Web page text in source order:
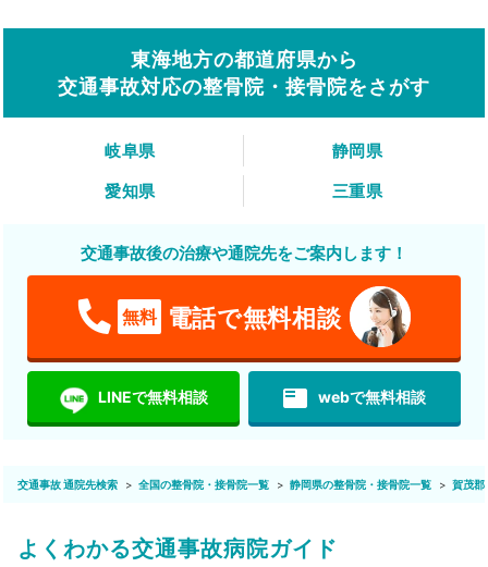
東海地方の都道府県から
交通事故対応の整骨院・接骨院をさがす
岐阜県
静岡県
愛知県
三重県
交通事故後の治療や通院先をご案内します！
無料 電話で無料相談
LINEで無料相談 featured_play_list webで無料相談
交通事故 通院先検索 全国の整骨院・接骨院一覧 静岡県の整骨院・接骨院一覧 賀茂郡
よくわかる交通事故病院ガイド